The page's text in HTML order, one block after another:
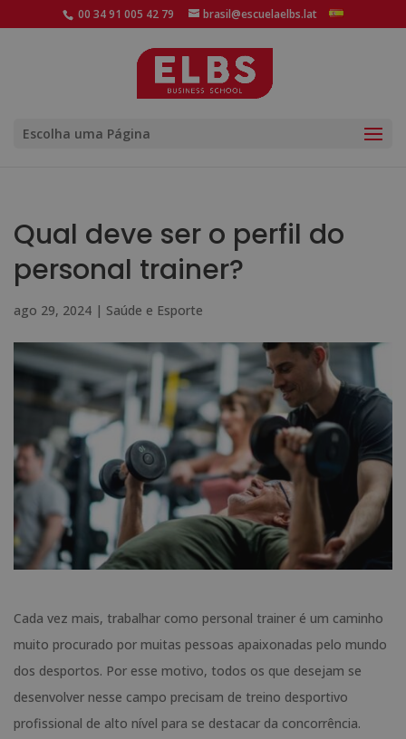
00 34 91 005 42 79 brasil@escuelaelbs.lat
Escolha uma Página
Qual deve ser o perfil do
personal trainer?
ago 29, 2024 | Saúde e Esporte
Cada vez mais, trabalhar como personal trainer é um caminho
muito procurado por muitas pessoas apaixonadas pelo mundo
dos desportos. Por esse motivo, todos os que desejam se
desenvolver nesse campo precisam de treino desportivo
profissional de alto nível para se destacar da concorrência.